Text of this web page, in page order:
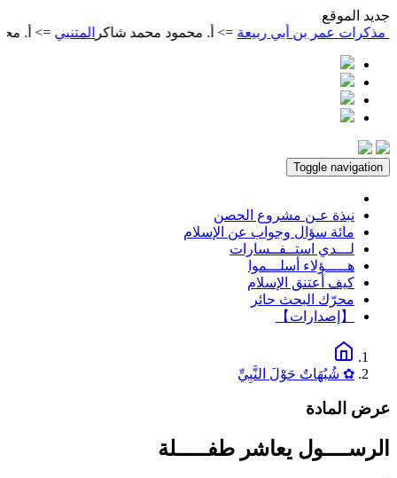
الموقع
المتنبي=> أ. محمود بن أبي ربيعة=> أ. محمود محمد شاكر
Toggle navigation
نبذة عـن مشروع الحصن
مائة سؤال وجواب عن الإسلام
لـــدي استــفــسارات
هـــــؤلاء أسلـــموا
كيف أعتنق الإسلام
محرّك البحث حائر
【إصدارات】
✿ شُبُهَاتٌ حَوْلَ النَّبِيِّ
المادة
يعاشر طفـــــلة